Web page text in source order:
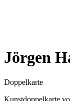
Jörgen
Doppelkarte
Kunstdoppelkarte